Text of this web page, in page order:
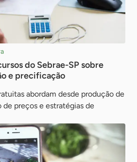
do Sebrae-SP sobre
e precificação
abordam desde produção de
preços e estratégias de